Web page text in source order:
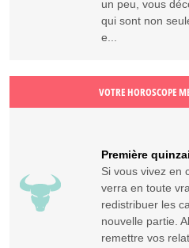
un peu, vous
qui sont non
e...
VOTRE HOROSCOPE
Première
Si vous vivez en
verra en toute
redistribuer les
nouvelle partie.
remettre vos